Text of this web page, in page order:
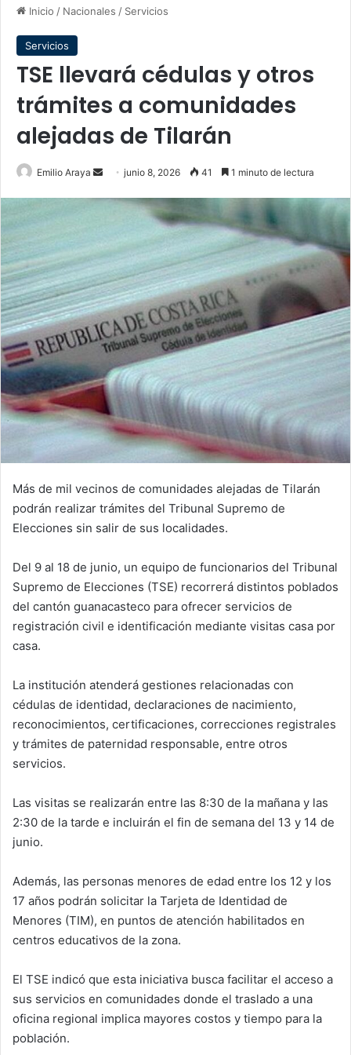
Inicio / Nacionales / Servicios
Servicios
TSE llevará cédulas y otros
trámites a comunidades
alejadas de Tilarán
Emilio Araya
Sendjunio 8, 2026 41 1 minuto de lectura
Más de mil vecinos de comunidades alejadas de Tilarán
podrán realizar trámites del Tribunal Supremo de
Elecciones sin salir de sus localidades.
Del 9 al 18 de junio, un equipo de funcionarios del Tribunal
Supremo de Elecciones (TSE) recorrerá distintos poblados
del cantón guanacasteco para ofrecer servicios de
registración civil e identificación mediante visitas casa por
casa.
La institución atenderá gestiones relacionadas con
cédulas de identidad, declaraciones de nacimiento,
reconocimientos, certificaciones, correcciones registrales
y trámites de paternidad responsable, entre otros
servicios.
Las visitas se realizarán entre las 8:30 de la mañana y las
2:30 de la tarde e incluirán el fin de semana del 13 y 14 de
junio.
Además, las personas menores de edad entre los 12 y los
17 años podrán solicitar la Tarjeta de Identidad de
Menores (TIM), en puntos de atención habilitados en
centros educativos de la zona.
El TSE indicó que esta iniciativa busca facilitar el acceso a
sus servicios en comunidades donde el traslado a una
oficina regional implica mayores costos y tiempo para la
población.